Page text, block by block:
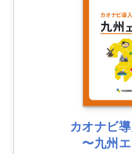
カオナビ
〜九州